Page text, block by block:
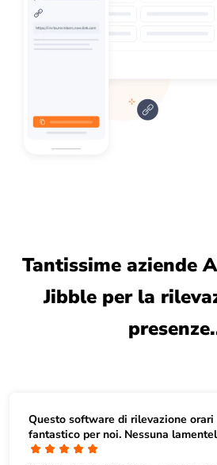
Tantissime aziende
Jibble per la
Questo software di rilevazione orari
fantastico per noi. Nessuna